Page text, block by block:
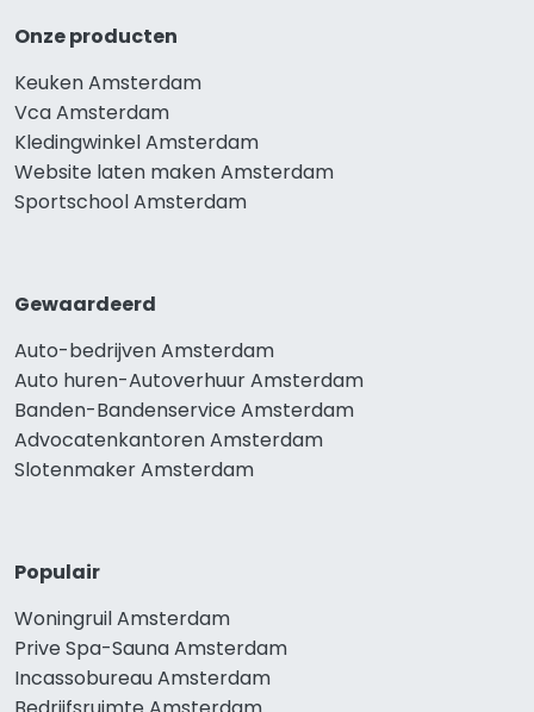
Onze producten
Keuken Amsterdam
Vca Amsterdam
Kledingwinkel Amsterdam
Website laten maken Amsterdam
Sportschool Amsterdam
Gewaardeerd
Auto-bedrijven Amsterdam
Auto huren-Autoverhuur Amsterdam
Banden-Bandenservice Amsterdam
Advocatenkantoren Amsterdam
Slotenmaker Amsterdam
Populair
Woningruil Amsterdam
Prive Spa-Sauna Amsterdam
Incassobureau Amsterdam